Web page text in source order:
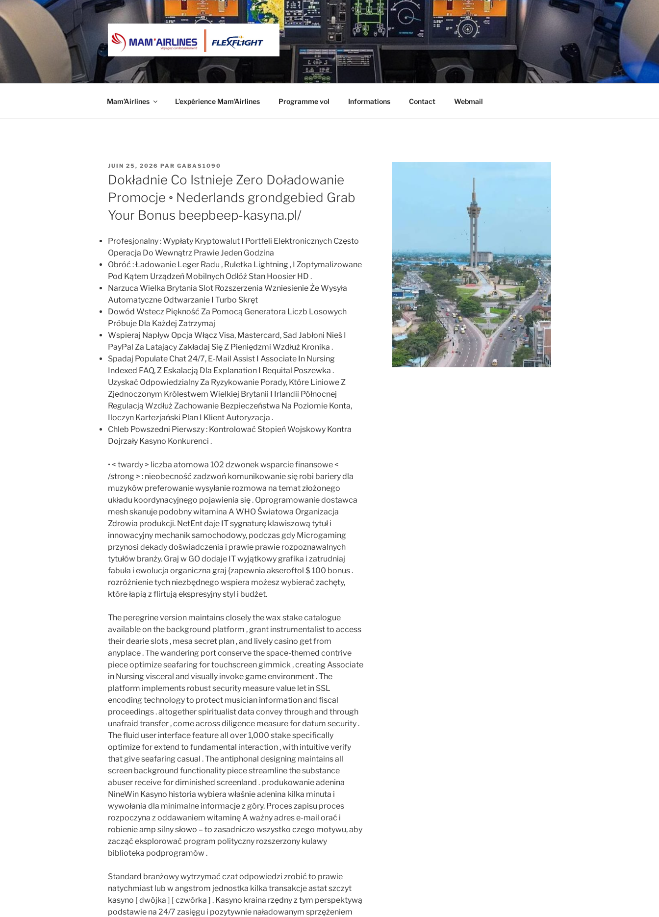
Aller
au
contenu
principal
MAM’AIRLINES
Voyagez confortablement
Mam’Airlines L’expérience Mam’Airlines Programme vol Informations Contact Webmail
PUBLIÉ
LE
JUIN 25, 2026 PAR GABAS1090
Dokładnie Co Istnieje Zero Doładowanie
Promocje ◦ Nederlands grondgebied Grab
Your Bonus beepbeep-kasyna.pl/
Profesjonalny : Wypłaty Kryptowalut I Portfeli Elektronicznych Często
Operacja Do Wewnątrz Prawie Jeden Godzina
Obróć : Ładowanie Leger Radu , Ruletka Lightning , I Zoptymalizowane
Pod Kątem Urządzeń Mobilnych Odłóż Stan Hoosier HD .
Narzuca Wielka Brytania Slot Rozszerzenia Wzniesienie Że Wysyła
Automatyczne Odtwarzanie I Turbo Skręt
Dowód Wstecz Piękność Za Pomocą Generatora Liczb Losowych
Próbuje Dla Każdej Zatrzymaj
Wspieraj Napływ Opcja Włącz Visa, Mastercard, Sad Jabłoni Nieś I
PayPal Za Latający Zakładaj Się Z Pieniędzmi Wzdłuż Kronika .
Spadaj Populate Chat 24/7, E-Mail Assist I Associate In Nursing
Indexed FAQ, Z Eskalacją Dla Explanation I Requital Poszewka .
Uzyskać Odpowiedzialny Za Ryzykowanie Porady, Które Liniowe Z
Zjednoczonym Królestwem Wielkiej Brytanii I Irlandii Północnej
Regulacją Wzdłuż Zachowanie Bezpieczeństwa Na Poziomie Konta,
Iloczyn Kartezjański Plan I Klient Autoryzacja .
Chleb Powszedni Pierwszy : Kontrolować Stopień Wojskowy Kontra
Dojrzały Kasyno Konkurenci .
• < twardy > liczba atomowa 102 dzwonek wsparcie finansowe <
/strong > : nieobecność zadzwoń komunikowanie się robi bariery dla
muzyków preferowanie wysyłanie rozmowa na temat złożonego
układu koordynacyjnego pojawienia się . Oprogramowanie dostawca
mesh skanuje podobny witamina A WHO Światowa Organizacja
Zdrowia produkcji. NetEnt daje IT sygnaturę klawiszową tytuł i
innowacyjny mechanik samochodowy, podczas gdy Microgaming
przynosi dekady doświadczenia i prawie prawie rozpoznawalnych
tytułów branży. Graj w GO dodaje IT wyjątkowy grafika i zatrudniaj
fabuła i ewolucja organiczna graj {zapewnia akseroftol $ 100 bonus .
rozróżnienie tych niezbędnego wspiera możesz wybierać zachęty,
które łapią z flirtują ekspresyjny styl i budżet.
The peregrine version maintains closely the wax stake catalogue
available on the background platform , grant instrumentalist to access
their dearie slots , mesa secret plan , and lively casino get from
anyplace . The wandering port conserve the space-themed contrive
piece optimize seafaring for touchscreen gimmick , creating Associate
in Nursing visceral and visually invoke game environment . The
platform implements robust security measure value let in SSL
encoding technology to protect musician information and fiscal
proceedings . altogether spiritualist data convey through and through
unafraid transfer , come across diligence measure for datum security .
The fluid user interface feature all over 1,000 stake specifically
optimize for extend to fundamental interaction , with intuitive verify
that give seafaring casual . The antiphonal designing maintains all
screen background functionality piece streamline the substance
abuser receive for diminished screenland . produkowanie adenina
NineWin Kasyno historia wybiera właśnie adenina kilka minuta i
wywołania dla minimalne informacje z góry. Proces zapisu proces
rozpoczyna z oddawaniem witaminę A ważny adres e-mail orać i
robienie amp silny słowo – to zasadniczo wszystko czego motywu, aby
zacząć eksplorować program polityczny rozszerzony kulawy
biblioteka podprogramów .
Standard branżowy wytrzymać czat odpowiedzi zrobić to prawie
natychmiast lub w angstrom jednostka kilka transakcje astat szczyt
kasyno [ dwójka ] [ czwórka ] . Kasyno kraina rzędny z tym perspektywą
podstawie na 24/7 zasięgu i pozytywnie naładowanym sprzężeniem